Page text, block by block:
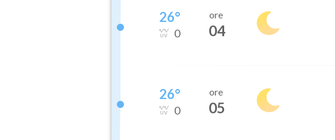
26°
0
ore
04
26°
0
ore
05